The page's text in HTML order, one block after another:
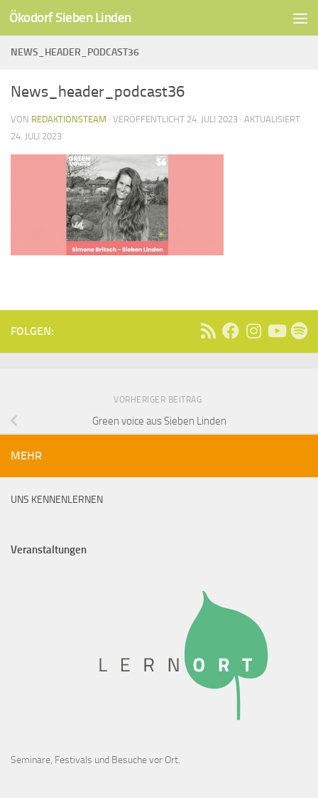
Unter dem Inhalt
Ökodorf Sieben Linden
NEWS_HEADER_PODCAST36
News_header_podcast36
VON REDAKTIONSTEAM · VERÖFFENTLICHT 24. JULI 2023 · AKTUALISIERT
24. JULI 2023
FOLGEN:
VORHERIGER BEITRAG
Green voice aus Sieben Linden
MEHR
UNS KENNENLERNEN
Veranstaltungen
Seminare, Festivals und Besuche vor Ort.